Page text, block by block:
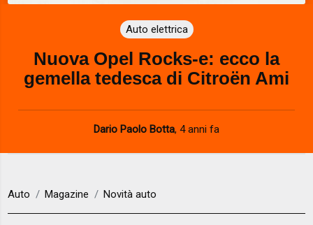
Auto elettrica
Nuova Opel Rocks-e: ecco la
gemella tedesca di Citroën Ami
Dario Paolo Botta, 4 anni fa
Auto Magazine Novità auto